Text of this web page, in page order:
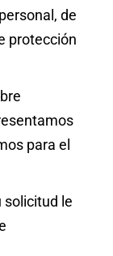
de
protección
para el
solicitud le